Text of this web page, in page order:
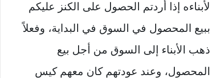
لأبناءه إذا أردتم الحصول على الكنز عليكم
ببيع المحصول في السوق في البداية، وفعلاً
ذهب الأبناء إلى السوق من أجل بيع
المحصول، وعند عودتهم كان معهم كيس